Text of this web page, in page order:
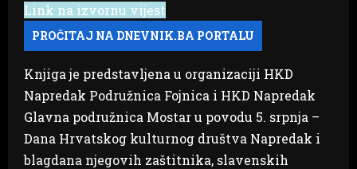
Link na izvornu vijest
Knjiga je predstavljena u organizaciji HKD
Napredak Podružnica Fojnica i HKD Napredak
Glavna podružnica Mostar u povodu 5. srpnja –
Dana Hrvatskog kulturnog društva Napredak i
blagdana njegovih zaštitnika, slavenskih